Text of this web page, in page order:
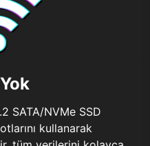
SATA/NVMe SSD
kullanarak